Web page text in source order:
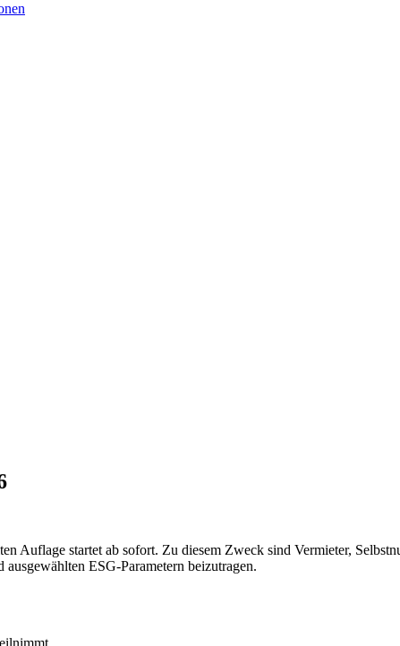
Auflage startet ab sofort. Zu diesem Zweck sind Vermieter,
ESG-Parametern beizutragen.